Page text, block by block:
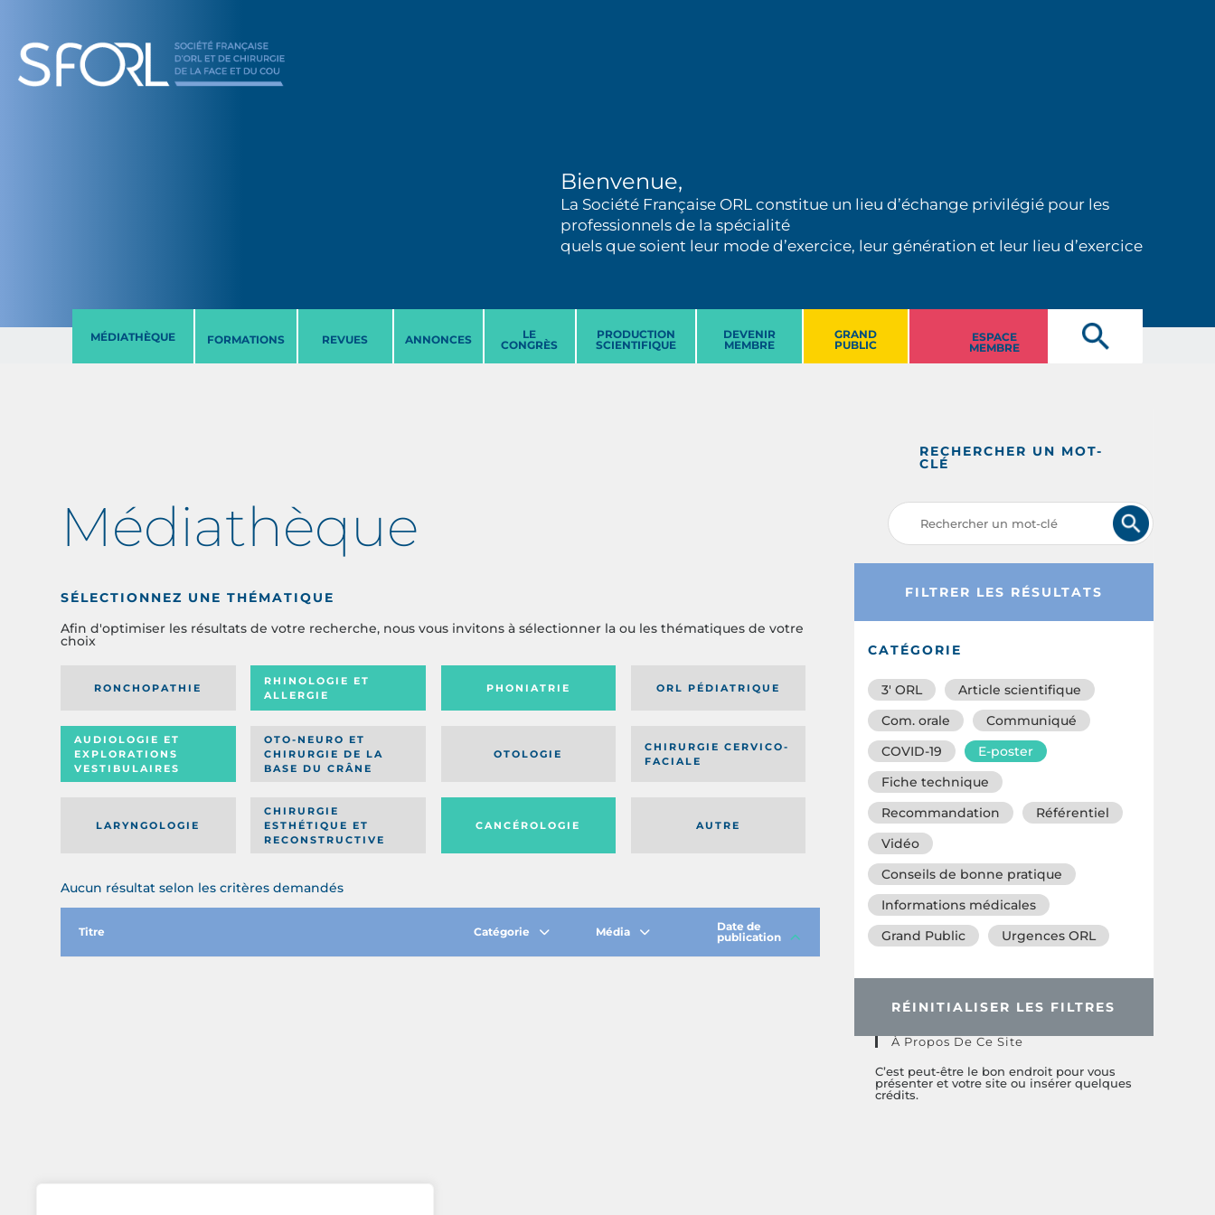
Bienvenue,
La Société Française ORL constitue un lieu d’échange privilégié pour les
professionnels de la spécialité
quels que soient leur mode d’exercice, leur génération et leur lieu d’exercice
MÉDIATHÈQUE FORMATIONS REVUES ANNONCES
LE
CONGRÈS
PRODUCTION
SCIENTIFIQUE
DEVENIR
MEMBRE
GRAND
PUBLIC
ESPACE
MEMBRE
Médiathèque
SÉLECTIONNEZ UNE THÉMATIQUE
Afin d'optimiser les résultats de votre recherche, nous vous invitons à sélectionner la ou les thématiques de votre
choix
RONCHOPATHIE
RHINOLOGIE ET
ALLERGIE
PHONIATRIE ORL PÉDIATRIQUE
AUDIOLOGIE ET
EXPLORATIONS
VESTIBULAIRES
OTO-NEURO ET
CHIRURGIE DE LA
BASE DU CRÂNE
OTOLOGIE
CHIRURGIE CERVICO-
FACIALE
AUTRE
LARYNGOLOGIE
CHIRURGIE
ESTHÉTIQUE ET
RECONSTRUCTIVE
CANCÉROLOGIE
Aucun résultat selon les critères demandés
Titre Catégorie Média
Date de
publication
RECHERCHER UN MOT-
CLÉ
FILTRER LES RÉSULTATS
CATÉGORIE
3′ ORL
Article scientifique
Com. orale
Communiqué
COVID-19
E-poster
Fiche technique
Recommandation
Référentiel
Vidéo
Conseils de bonne pratique
Informations médicales
Grand Public
Urgences ORL
RÉINITIALISER LES FILTRES
À Propos De Ce Site
C’est peut-être le bon endroit pour vous
présenter et votre site ou insérer quelques
crédits.